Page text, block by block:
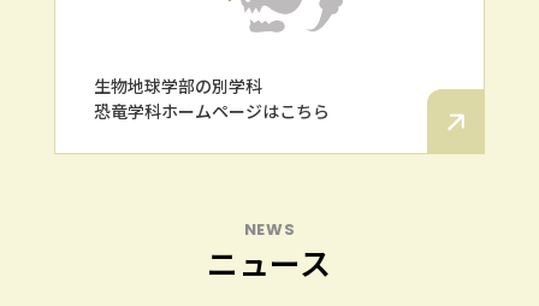
生物地球学部の別学科
恐竜学科ホームページはこちら
NEWS
ニュース